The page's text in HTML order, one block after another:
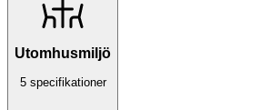
Utomhusmiljö
5 specifikationer